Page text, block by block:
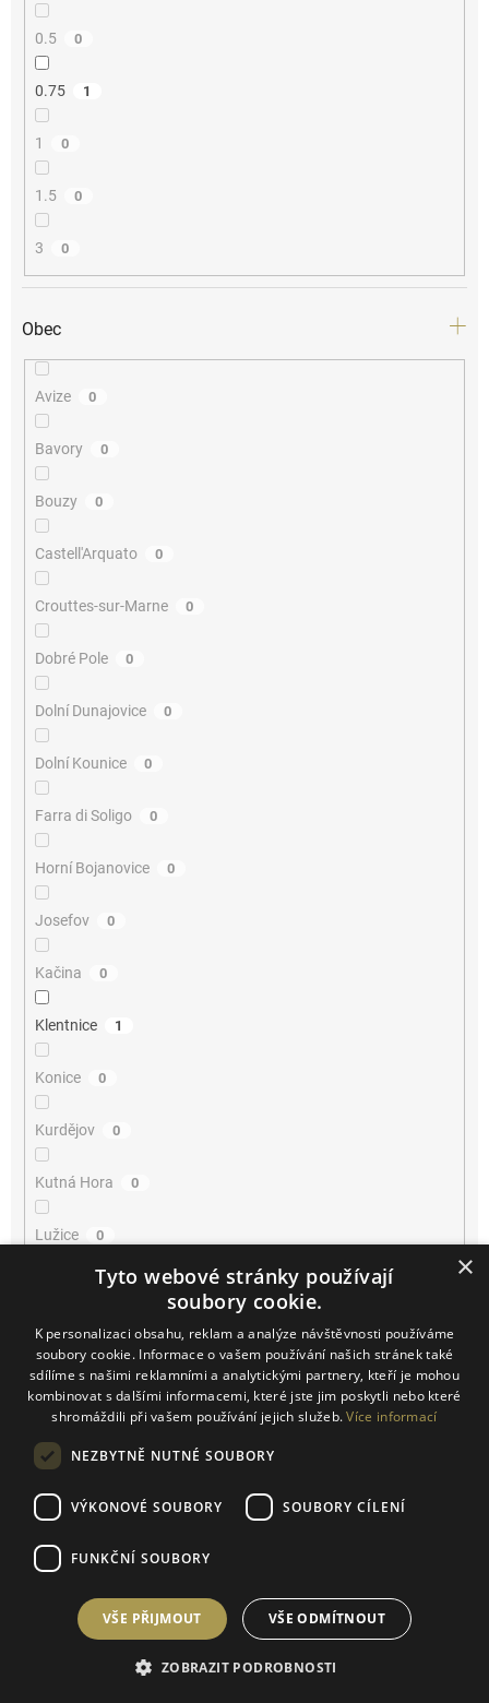
0.5 0
0.75 1
1 0
1.5 0
3 0
Obec
Avize 0
Bavory 0
Bouzy 0
Castell'Arquato 0
Crouttes-sur-Marne 0
Dobré Pole 0
Dolní Dunajovice 0
Dolní Kounice 0
Farra di Soligo 0
Horní Bojanovice 0
Josefov 0
Kačina 0
Klentnice 1
Konice 0
Kurdějov 0
Kutná Hora 0
Lužice 0
0
Mikulov 0
Miroslav 0
Němčičky
Novosedly
Novosedly na Moravě 0
Olbrahomice 0
×
Tyto webové stránky používají
soubory cookie.
K personalizaci obsahu, reklam a analýze návštěvnosti používáme
soubory cookie. Informace o vašem používání našich stránek také
sdílíme s našimi reklamními a analytickými partnery, kteří je mohou
kombinovat s dalšími informacemi, které jste jim poskytli nebo které
shromáždili při vašem používání jejich služeb.Více informací
NEZBYTNĚ NUTNÉ SOUBORY
VÝKONOVÉ SOUBORY SOUBORY CÍLENÍ
FUNKČNÍ SOUBORY
VŠE PŘIJMOUT VŠE ODMÍTNOUT
ZOBRAZIT PODROBNOSTI